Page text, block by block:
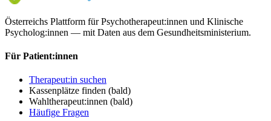
Österreichs Plattform für Psychotherapeut:innen und Klinische
Psycholog:innen — mit Daten aus dem Gesundheitsministerium.
Für Patient:innen
Therapeut:in suchen
Kassenplätze finden (bald)
Wahltherapeut:innen (bald)
Häufige Fragen